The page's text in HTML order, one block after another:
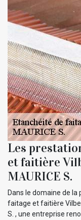
Les
et faitière
MAURICE S.
Dans le domaine de
faitage et faitière
S. , une entreprise